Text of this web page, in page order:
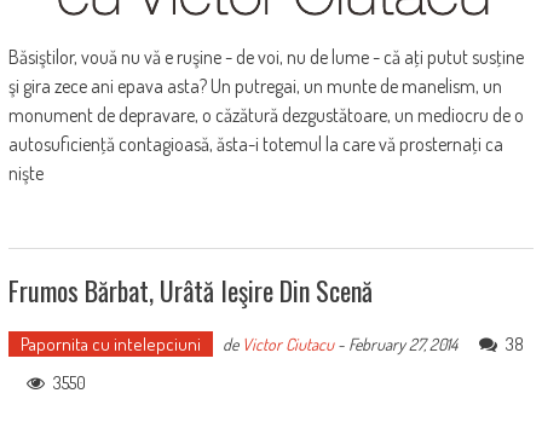
Băsiştilor, vouă nu vă e ruşine - de voi, nu de lume - că aţi putut susţine
şi gira zece ani epava asta? Un putregai, un munte de manelism, un
monument de depravare, o căzătură dezgustătoare, un mediocru de o
autosuficienţă contagioasă, ăsta-i totemul la care vă prosternaţi ca
nişte
Frumos Bărbat, Urâtă Ieşire Din Scenă
Papornita cu intelepciuni de Victor Ciutacu- February 27, 2014
38
3550